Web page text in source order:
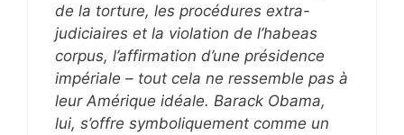
de la torture, les procédures extra-
judiciaires et la violation de l’habeas
corpus, l’affirmation d’une présidence
impériale – tout cela ne ressemble pas à
leur Amérique idéale. Barack Obama,
lui, s’offre symboliquement comme un